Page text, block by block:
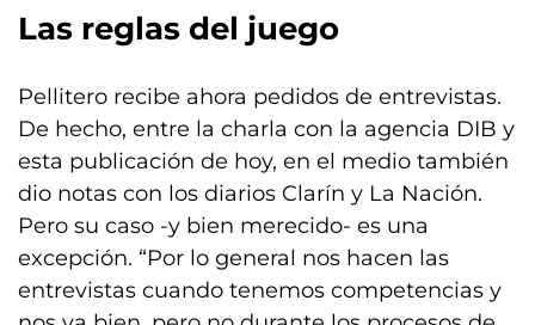
Las reglas del juego
Pellitero recibe ahora pedidos de entrevistas.
De hecho, entre la charla con la agencia DIB y
esta publicación de hoy, en el medio también
dio notas con los diarios Clarín y La Nación.
Pero su caso -y bien merecido- es una
excepción. “Por lo general nos hacen las
entrevistas cuando tenemos competencias y